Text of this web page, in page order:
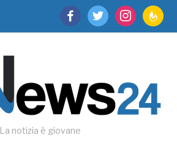
facebooktwitter instagram
La notizia è giovane